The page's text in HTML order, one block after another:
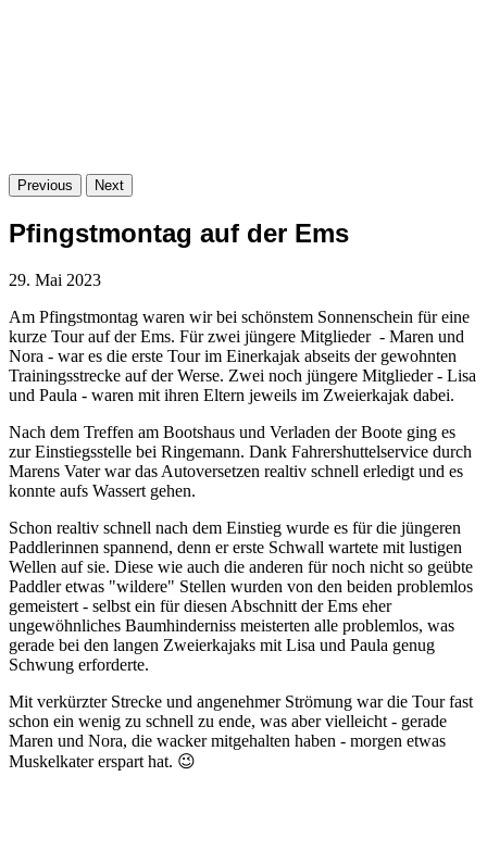
Previous Next
Pfingstmontag auf der Ems
29. Mai 2023
Am Pfingstmontag waren wir bei schönstem Sonnenschein für eine
kurze Tour auf der Ems. Für zwei jüngere Mitglieder - Maren und
Nora - war es die erste Tour im Einerkajak abseits der gewohnten
Trainingsstrecke auf der Werse. Zwei noch jüngere Mitglieder - Lisa
und Paula - waren mit ihren Eltern jeweils im Zweierkajak dabei.
Nach dem Treffen am Bootshaus und Verladen der Boote ging es
zur Einstiegsstelle bei Ringemann. Dank Fahrershuttelservice durch
Marens Vater war das Autoversetzen realtiv schnell erledigt und es
konnte aufs Wassert gehen.
Schon realtiv schnell nach dem Einstieg wurde es für die jüngeren
Paddlerinnen spannend, denn er erste Schwall wartete mit lustigen
Wellen auf sie. Diese wie auch die anderen für noch nicht so geübte
Paddler etwas "wildere" Stellen wurden von den beiden problemlos
gemeistert - selbst ein für diesen Abschnitt der Ems eher
ungewöhnliches Baumhinderniss meisterten alle problemlos, was
gerade bei den langen Zweierkajaks mit Lisa und Paula genug
Schwung erforderte.
Mit verkürzter Strecke und angenehmer Strömung war die Tour fast
schon ein wenig zu schnell zu ende, was aber vielleicht - gerade
Maren und Nora, die wacker mitgehalten haben - morgen etwas
Muskelkater erspart hat. 😉